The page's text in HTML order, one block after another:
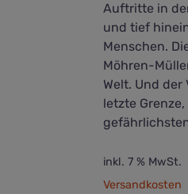
Auftritte in
und tief
Menschen.
Möhren-
Welt. Und
letzte
inkl. 7 % MwSt.
Versandkosten